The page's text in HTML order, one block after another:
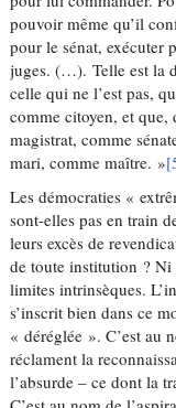
pouvoir même qu’il
pour le sénat, exécuter
juges. (…). Telle est la
celle qui ne l’est pas,
comme citoyen, et que,
magistrat, comme
mari, comme maître. »
Les démocraties «
sont-elles pas en train
leurs excès de
de toute institution ?
limites intrinsèques.
s’inscrit bien dans ce
« déréglée ». C’est au
réclament la
l’absurde – ce dont la